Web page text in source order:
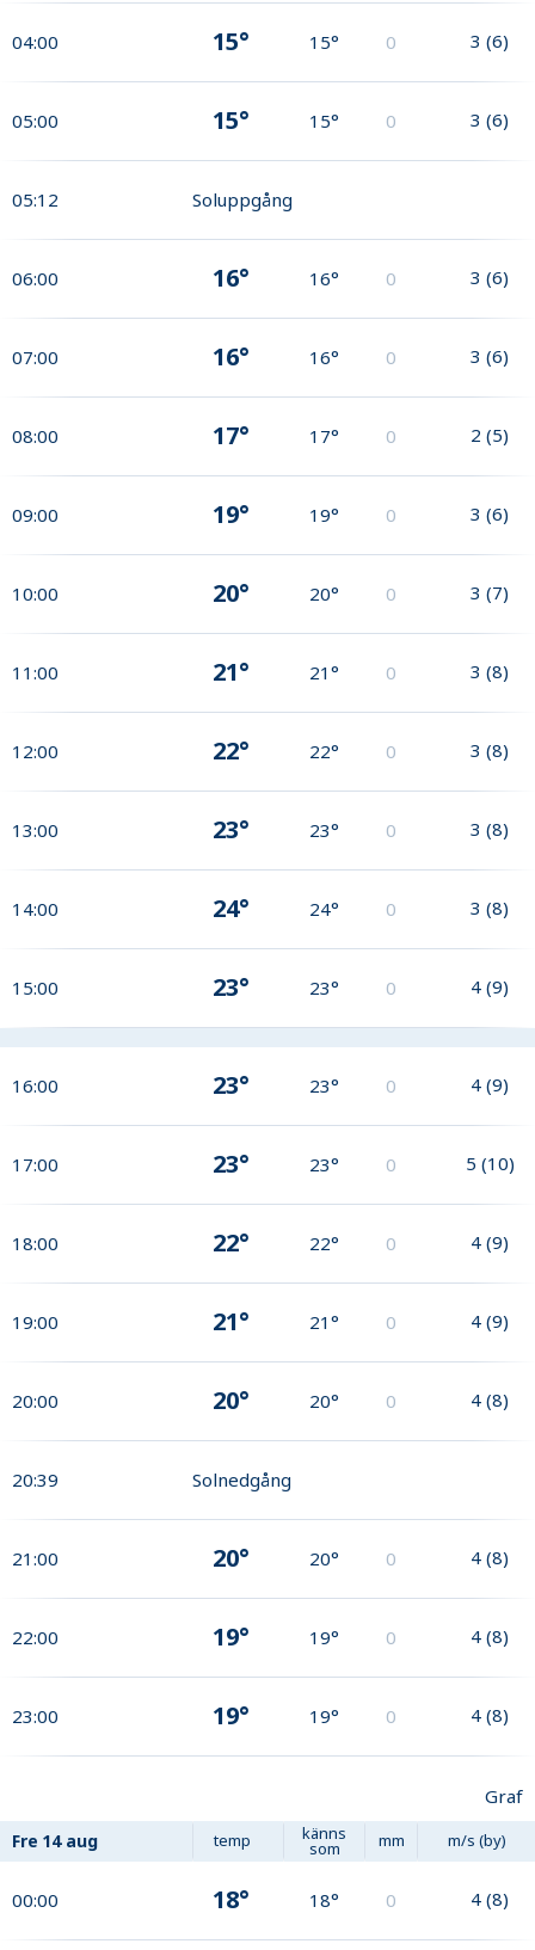
04:00 15° 15° 0 3 (6)
05:00 15° 15° 0 3 (6)
05:12 Soluppgång
06:00 16° 16° 0 3 (6)
07:00 16° 16° 0 3 (6)
08:00 17° 17° 0 2 (5)
09:00 19° 19° 0 3 (6)
10:00 20° 20° 0 3 (7)
11:00 21° 21° 0 3 (8)
12:00 22° 22° 0 3 (8)
13:00 23° 23° 0 3 (8)
14:00 24° 24° 0 3 (8)
15:00 23° 23° 0 4 (9)
16:00 23° 23° 0 4 (9)
17:00 23° 23° 0 5 (10)
18:00 22° 22° 0 4 (9)
19:00 21° 21° 0 4 (9)
20:00 20° 20° 0 4 (8)
20:39 Solnedgång
21:00 20° 20° 0 4 (8)
22:00 19° 19° 0 4 (8)
23:00 19° 19° 0 4 (8)
Graf
Fre 14 aug temp känns
som mm m/s (by)
00:00 18° 18° 0 4 (8)